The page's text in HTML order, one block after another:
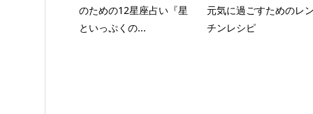
のための12星座占い『星
といっぷくの...
元気に過ごすためのレ
チンレシピ